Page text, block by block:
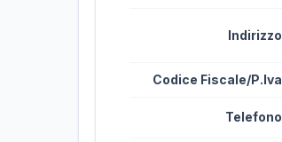
Indirizzo
Codice Fiscale/P.Iva
Telefono